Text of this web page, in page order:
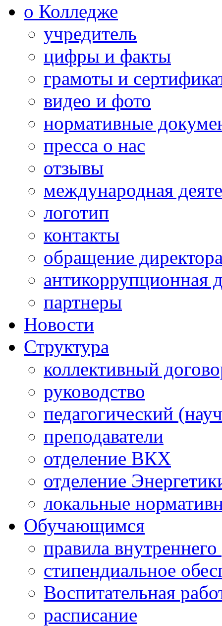
о Колледже
учредитель
цифры и факты
грамоты и
видео и фото
нормативные
пресса о нас
отзывы
международная
логотип
контакты
обращение
антикоррупционная
партнеры
Новости
Структура
коллективный
руководство
педагогический
преподаватели
отделение ВКХ
отделение
локальные
Обучающимся
правила
стипендиальное
Воспитательная
расписание